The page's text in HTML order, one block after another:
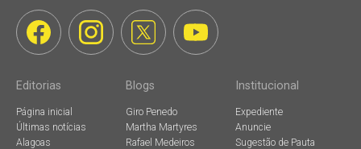
Editorias
Página inicial
Últimas notícias
Alagoas
Blogs
Giro Penedo
Martha Martyres
Rafael Medeiros
Institucional
Expediente
Anuncie
Sugestão de Pauta